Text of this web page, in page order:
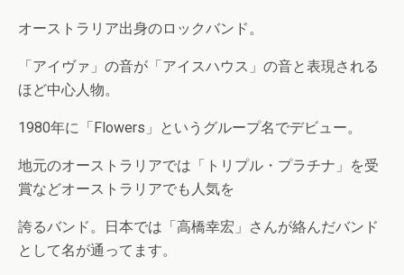
オーストラリア出身のロックバンド。
「アイヴァ」の音が「アイスハウス」の音と表現される
ほど中心人物。
1980年に「Flowers」というグループ名でデビュー。
地元のオーストラリアでは「トリプル・プラチナ」を受
賞などオーストラリアでも人気を
誇るバンド。日本では「高橋幸宏」さんが絡んだバンド
として名が通ってます。